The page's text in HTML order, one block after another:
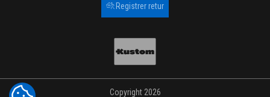
Registrer retur
Copyright 2026